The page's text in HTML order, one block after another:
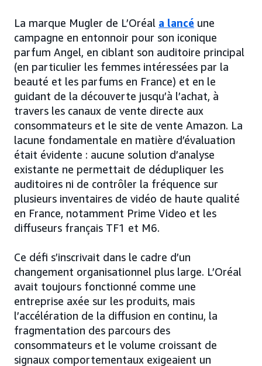
La marque Mugler de L’Oréal a lancé une
campagne en entonnoir pour son iconique
parfum Angel, en ciblant son auditoire principal
(en particulier les femmes intéressées par la
beauté et les parfums en France) et en le
guidant de la découverte jusqu’à l’achat, à
travers les canaux de vente directe aux
consommateurs et le site de vente Amazon. La
lacune fondamentale en matière d’évaluation
était évidente : aucune solution d’analyse
existante ne permettait de dédupliquer les
auditoires ni de contrôler la fréquence sur
plusieurs inventaires de vidéo de haute qualité
en France, notamment Prime Video et les
diffuseurs français TF1 et M6.
Ce défi s’inscrivait dans le cadre d’un
changement organisationnel plus large. L’Oréal
avait toujours fonctionné comme une
entreprise axée sur les produits, mais
l’accélération de la diffusion en continu, la
fragmentation des parcours des
consommateurs et le volume croissant de
signaux comportementaux exigeaient un